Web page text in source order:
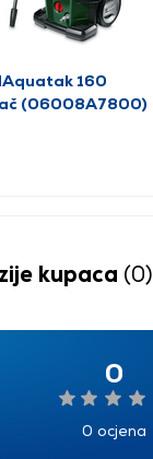
160
(06008A7800)
kupaca (0)
0
0 ocjena